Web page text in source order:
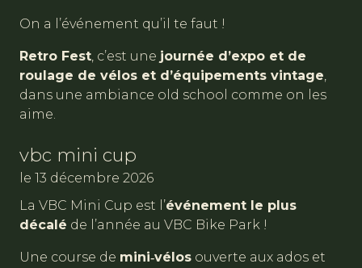
On a l’événement qu’il te faut !
Retro Fest, c’est une journée d’expo et de
roulage de vélos et d’équipements vintage,
dans une ambiance old school comme on les
aime.
vbc mini cup
le 13 décembre 2026
La VBC Mini Cup est l’événement le plus
décalé de l’année au VBC Bike Park !
Une course de mini‑vélos ouverte aux ados et